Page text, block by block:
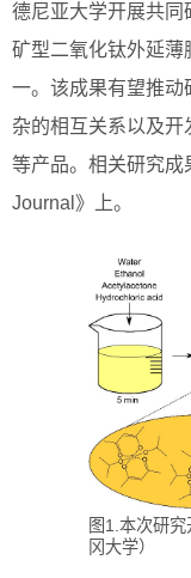
德尼亚大学开展共同
矿型二氧化钛外延薄
一。该成果有望推动
杂的相互关系以及
等产品。相关研究
Journal》上。
图1.本次研
冈大学）